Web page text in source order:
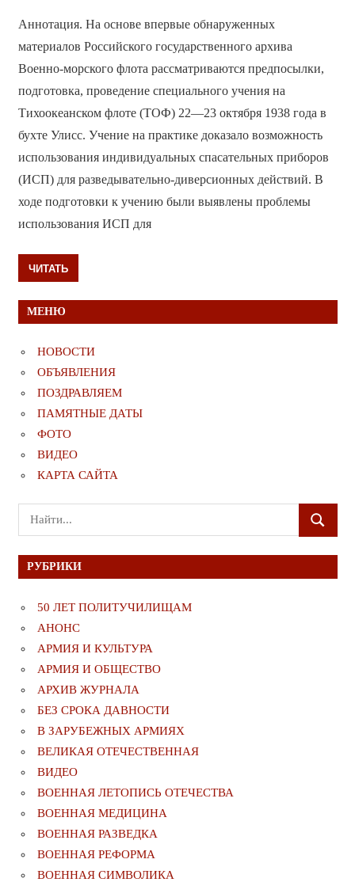
Аннотация. На основе впервые обнаруженных
материалов Российского государственного архива
Военно-морского флота рассматриваются предпосылки,
подготовка, проведение специального учения на
Тихоокеанском флоте (ТОФ) 22—23 октября 1938 года в
бухте Улисс. Учение на практике доказало возможность
использования индивидуальных спасательных приборов
(ИСП) для разведывательно-диверсионных действий. В
ходе подготовки к учению были выявлены проблемы
использования ИСП для
ЧИТАТЬ
МЕНЮ
НОВОСТИ
ОБЪЯВЛЕНИЯ
ПОЗДРАВЛЯЕМ
ПАМЯТНЫЕ ДАТЫ
ФОТО
ВИДЕО
КАРТА САЙТА
Поиск
для:
ПОИСК
РУБРИКИ
50 ЛЕТ ПОЛИТУЧИЛИЩАМ
АНОНС
АРМИЯ И КУЛЬТУРА
АРМИЯ И ОБЩЕСТВО
АРХИВ ЖУРНАЛА
БЕЗ СРОКА ДАВНОСТИ
В ЗАРУБЕЖНЫХ АРМИЯХ
ВЕЛИКАЯ ОТЕЧЕСТВЕННАЯ
ВИДЕО
ВОЕННАЯ ЛЕТОПИСЬ ОТЕЧЕСТВА
ВОЕННАЯ МЕДИЦИНА
ВОЕННАЯ РАЗВЕДКА
ВОЕННАЯ РЕФОРМА
ВОЕННАЯ СИМВОЛИКА